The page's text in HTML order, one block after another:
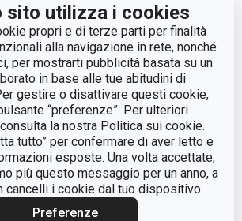
sito utilizza i cookies
propri e di terze parti per finalità
alla navigazione in rete, nonché
per mostrarti pubblicità basata su un
in base alle tue abitudini di
gestire o disattivare questi cookie,
“preferenze”. Per ulteriori
la nostra Politica sui cookie.
tutto” per confermare di aver letto e
esposte. Una volta accettate,
più questo messaggio per un anno, a
cancelli i cookie dal tuo dispositivo.
Preferenze
forma
8595028428797
(IN
3